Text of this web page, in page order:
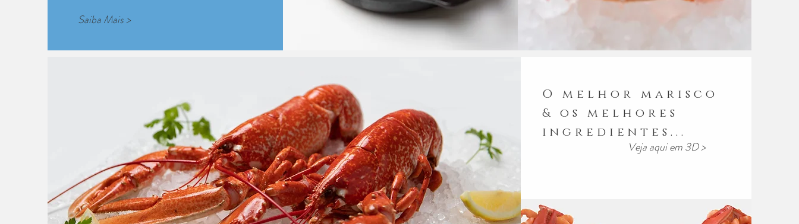
Saiba Mais >
O melhor marisco
& os melhores
ingredientes...
Veja aqui em 3D >